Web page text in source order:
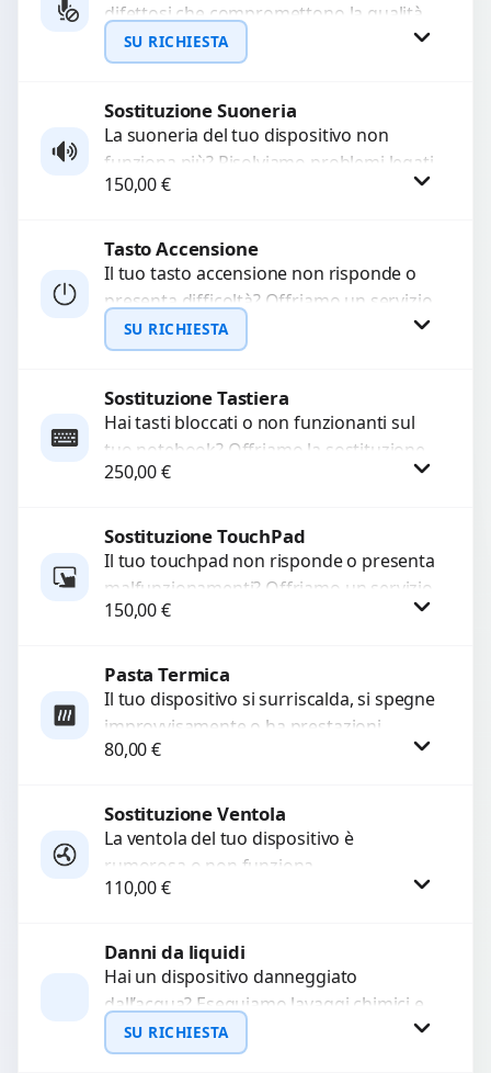
WhatsApp
difettosi che compromettono la qualità
audio delle registrazioni o delle
chiamate. Diagnosi accurata e ricambi
SU RICHIESTA
Richiedi Preventivo
Sostituzione Suoneria
La suoneria del tuo dispositivo non
funziona più? Risolviamo problemi legati
a moduli audio difettosi con interventi
150,00€
Procedi
Tasto Accensione
Il tuo tasto accensione non risponde o
presenta difficoltà? Offriamo un servizio
professionale di riparazione o
sostituzione utilizzando componenti di...
SU RICHIESTA
Richiedi Preventivo
WhatsApp
Sostituzione Tastiera
Hai tasti bloccati o non funzionanti sul
tuo notebook? Offriamo la sostituzione
completa della tastiera con ricambi di
250,00€
Procedi
Sostituzione TouchPad
Il tuo touchpad non risponde o presenta
malfunzionamenti? Offriamo un servizio
di sostituzione professionale utilizzando
150,00€
Procedi
Pasta Termica
Il tuo dispositivo si surriscalda, si spegne
improvvisamente o ha prestazioni
rallentate a causa di polvere o pasta
80,00€
Procedi
Sostituzione Ventola
La ventola del tuo dispositivo è
rumorosa o non funziona
correttamente? Offriamo la sostituzione
garantiti...
110,00€
Procedi
Danni da liquidi
Hai un dispositivo danneggiato
dall’acqua? Eseguiamo lavaggi chimici e
pulizia agli ultrasuoni per rimuovere
ossidazioni, ripristinare i circuiti e
SU RICHIESTA